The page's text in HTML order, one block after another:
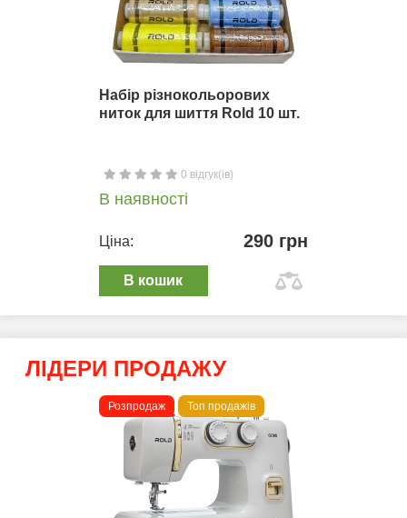
Набір різнокольорових
ниток для шиття Rold 10 шт.
0 відгук(ів)
В наявності
Ціна: 290 грн
В кошик
ЛІДЕРИ ПРОДАЖУ
Розпродаж Топ продажів